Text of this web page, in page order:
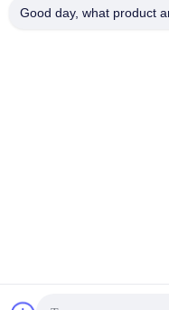
Good day, what product